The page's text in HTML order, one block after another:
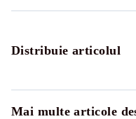
Distribuie articolul
Mai multe articole